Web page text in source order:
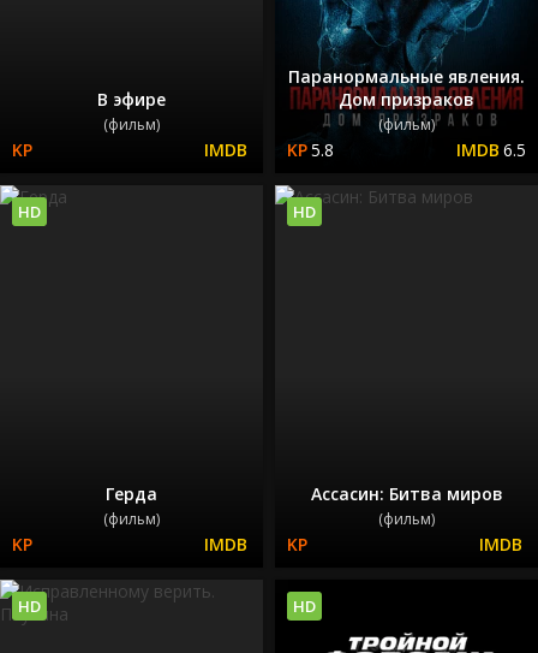
В эфире
(фильм)
Паранормальные явления.
Дом призраков
(фильм)
5.8 6.5
Герда
(фильм)
HD
Ассасин: Битва миров
(фильм)
HD
HD HD